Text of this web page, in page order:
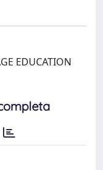
EDUCATION